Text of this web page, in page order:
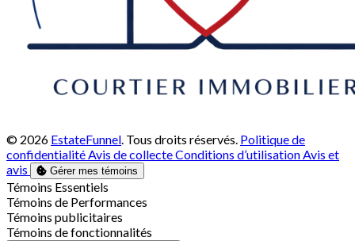
© 2026 EstateFunnel. Tous droits réservés. Politique de
confidentialitéAvis de collecteConditions d’utilisationAvis et
avis
Gérer mes témoins
Activer
Témoins Essentiels
Activer
Témoins de Performances
Activer
Témoins publicitaires
Activer
Témoins de fonctionnalités